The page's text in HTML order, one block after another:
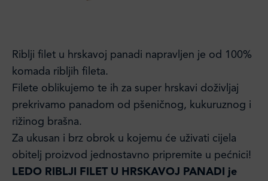
Riblji filet u hrskavoj panadi napravljen je od 100%
komada ribljih fileta.
Filete oblikujemo te ih za super hrskavi doživljaj
prekrivamo panadom od pšeničnog, kukuruznog i
rižinog brašna.
Za ukusan i brz obrok u kojemu će uživati cijela
obitelj proizvod jednostavno pripremite u pećnici!
LEDO RIBLJI FILET U HRSKAVOJ PANADI je